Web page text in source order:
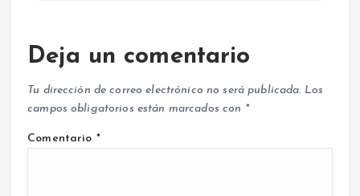
Deja un comentario
Tu dirección de correo electrónico no será publicada. Los
campos obligatorios están marcados con *
Comentario *